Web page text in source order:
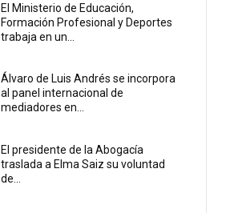
El Ministerio de Educación,
Formación Profesional y Deportes
trabaja en un...
Álvaro de Luis Andrés se incorpora
al panel internacional de
mediadores en...
El presidente de la Abogacía
traslada a Elma Saiz su voluntad
de...